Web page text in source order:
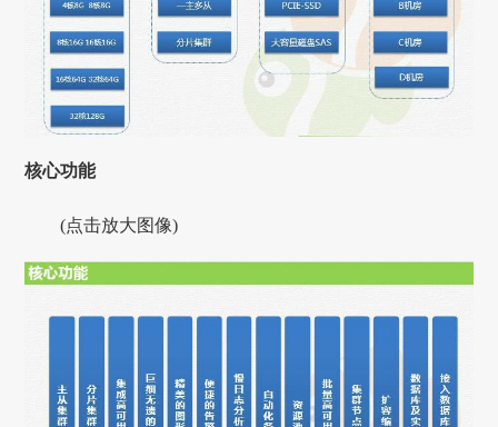
核心功能
(点击放大图像)